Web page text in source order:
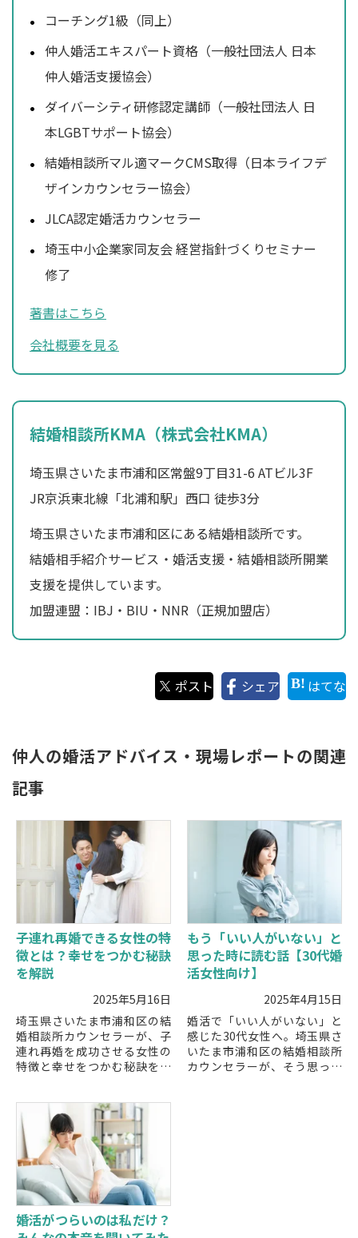
コーチング1級（同上）
仲人婚活エキスパート資格（一般社団法人 日本
仲人婚活支援協会）
ダイバーシティ研修認定講師（一般社団法人 日
本LGBTサポート協会）
結婚相談所マル適マークCMS取得（日本ライフデ
ザインカウンセラー協会）
JLCA認定婚活カウンセラー
埼玉中小企業家同友会 経営指針づくりセミナー
修了
著書はこちら
会社概要を見る
結婚相談所KMA（株式会社KMA）
埼玉県さいたま市浦和区常盤9丁目31-6 ATビル3F
JR京浜東北線「北浦和駅」西口 徒歩3分
埼玉県さいたま市浦和区にある結婚相談所です。
結婚相手紹介サービス・婚活支援・結婚相談所開業
支援を提供しています。
加盟連盟：IBJ・BIU・NNR（正規加盟店）
ポスト シェア はてな
仲人の婚活アドバイス・現場レポートの関連
記事
子連れ再婚できる女性の特
徴とは？幸せをつかむ秘訣
を解説
2025年5月16日
埼玉県さいたま市浦和区の結
婚相談所カウンセラーが、子
連れ再婚を成功させる女性の
特徴と幸せをつかむ秘訣を解
役立つポイントを紹介しま
す。
もう「いい人がいない」と
思った時に読む話【30代婚
活女性向け】
2025年4月15日
婚活で「いい人がいない」と
感じた30代女性へ。埼玉県さ
いたま市浦和区の結婚相談所
カウンセラーが、そう思って
婚活がつらいのは私だけ？